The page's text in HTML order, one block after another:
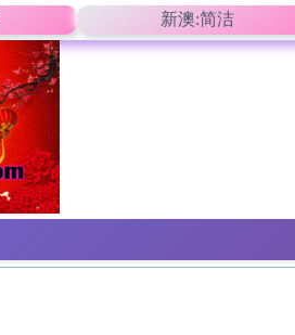
新澳:简洁